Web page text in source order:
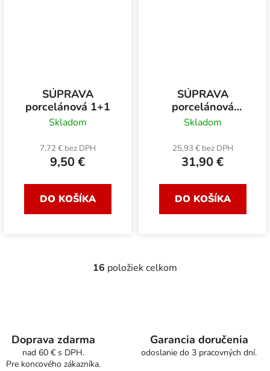
SÚPRAVA
porcelánová 1+1
Skladom
7,72 € bez DPH
9,50 €
DO KOŠÍKA
SÚPRAVA
porcelánová
Mucha
Skladom
25,93 € bez DPH
31,90 €
DO KOŠÍKA
O
16 položiek celkom
Doprava zdarma
nad 60 € s DPH.
Pre koncového zákazníka.
Garancia doručenia
odoslanie do 3 pracovných dní.